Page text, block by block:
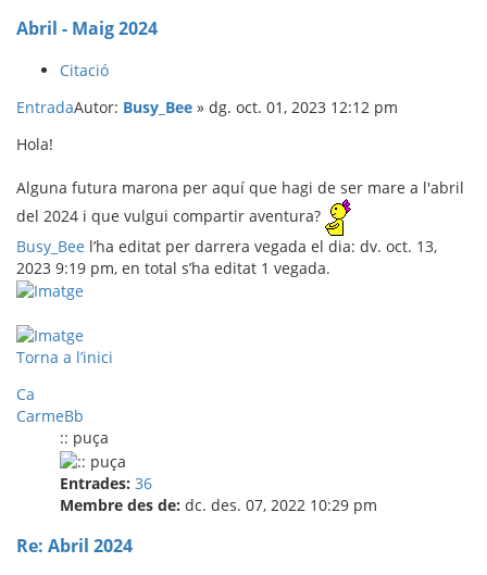
Abril - Maig 2024
Citació
EntradaAutor: Busy_Bee » dg. oct. 01, 2023 12:12 pm
Hola!
Alguna futura marona per aquí que hagi de ser mare a l'abril
del 2024 i que vulgui compartir aventura?
Busy_Bee l’ha editat per darrera vegada el dia: dv. oct. 13,
2023 9:19 pm, en total s’ha editat 1 vegada.
Torna a l’inici
Ca
CarmeBb
:: puça
Entrades: 36
Membre des de: dc. des. 07, 2022 10:29 pm
Re: Abril 2024